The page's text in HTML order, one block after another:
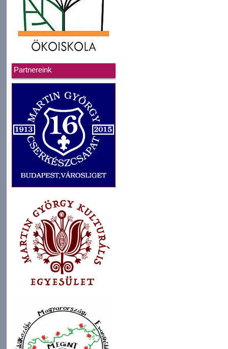
Partnereink